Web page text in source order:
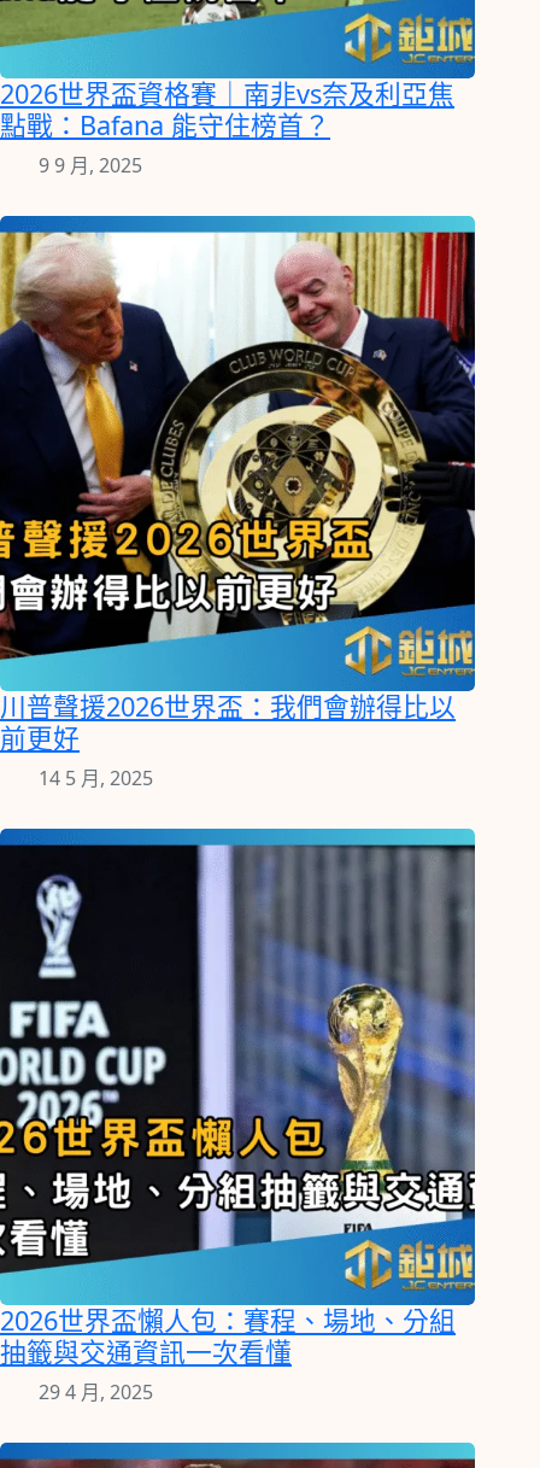
2026世界盃資格賽｜南非vs奈及利亞焦
點戰：Bafana 能守住榜首？
9 9 月, 2025
川普聲援2026世界盃：我們會辦得比以
前更好
14 5 月, 2025
2026世界盃懶人包：賽程、場地、分組
抽籤與交通資訊一次看懂
29 4 月, 2025